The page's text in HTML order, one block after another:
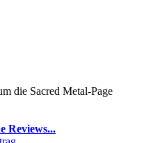
die Sacred Metal-Page
Reviews...